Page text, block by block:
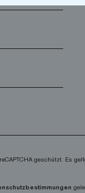
geschützt. Es